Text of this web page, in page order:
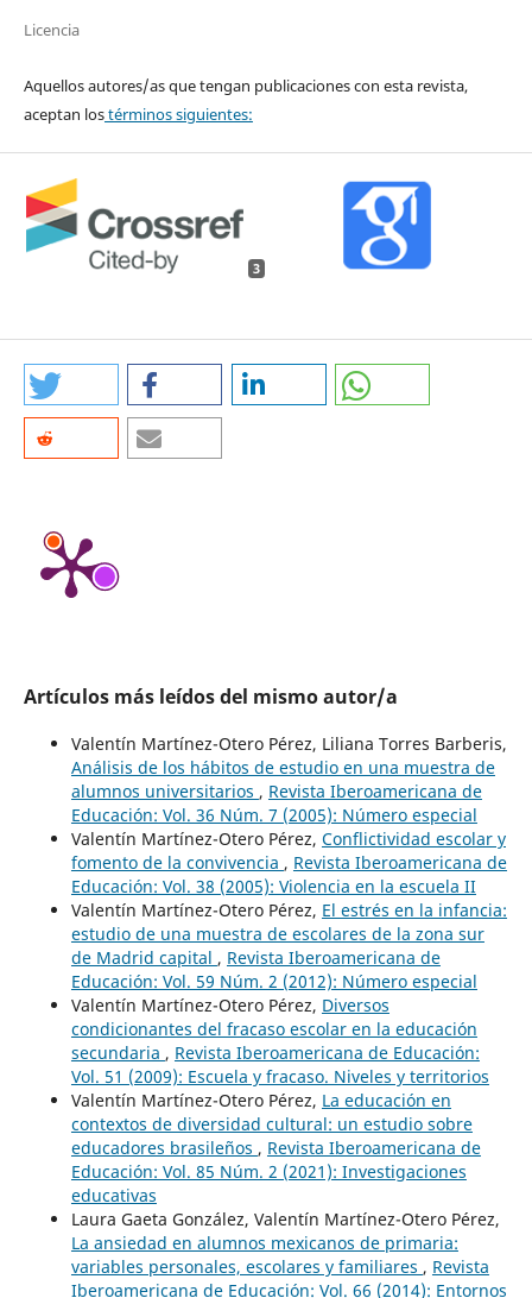
Licencia
Aquellos autores/as que tengan publicaciones con esta revista,
aceptan lostérminos siguientes:
3
Artículos más leídos del mismo autor/a
Valentín Martínez-Otero Pérez, Liliana Torres Barberis,
Análisis de los hábitos de estudio en una muestra de
alumnos universitarios , Revista Iberoamericana de
Educación: Vol. 36 Núm. 7 (2005): Número especial
Valentín Martínez-Otero Pérez, Conflictividad escolar y
fomento de la convivencia , Revista Iberoamericana de
Educación: Vol. 38 (2005): Violencia en la escuela II
Valentín Martínez-Otero Pérez, El estrés en la infancia:
estudio de una muestra de escolares de la zona sur
de Madrid capital , Revista Iberoamericana de
Educación: Vol. 59 Núm. 2 (2012): Número especial
Valentín Martínez-Otero Pérez, Diversos
condicionantes del fracaso escolar en la educación
secundaria , Revista Iberoamericana de Educación:
Vol. 51 (2009): Escuela y fracaso. Niveles y territorios
Valentín Martínez-Otero Pérez, La educación en
contextos de diversidad cultural: un estudio sobre
educadores brasileños , Revista Iberoamericana de
Educación: Vol. 85 Núm. 2 (2021): Investigaciones
educativas
Laura Gaeta González, Valentín Martínez-Otero Pérez,
La ansiedad en alumnos mexicanos de primaria:
variables personales, escolares y familiares , Revista
Iberoamericana de Educación: Vol. 66 (2014): Entornos